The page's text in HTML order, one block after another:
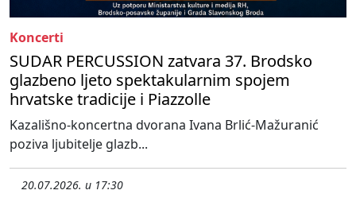
Koncerti
SUDAR PERCUSSION zatvara 37. Brodsko
glazbeno ljeto spektakularnim spojem
hrvatske tradicije i Piazzolle
Kazališno-koncertna dvorana Ivana Brlić-Mažuranić
poziva ljubitelje glazb...
20.07.2026. u 17:30